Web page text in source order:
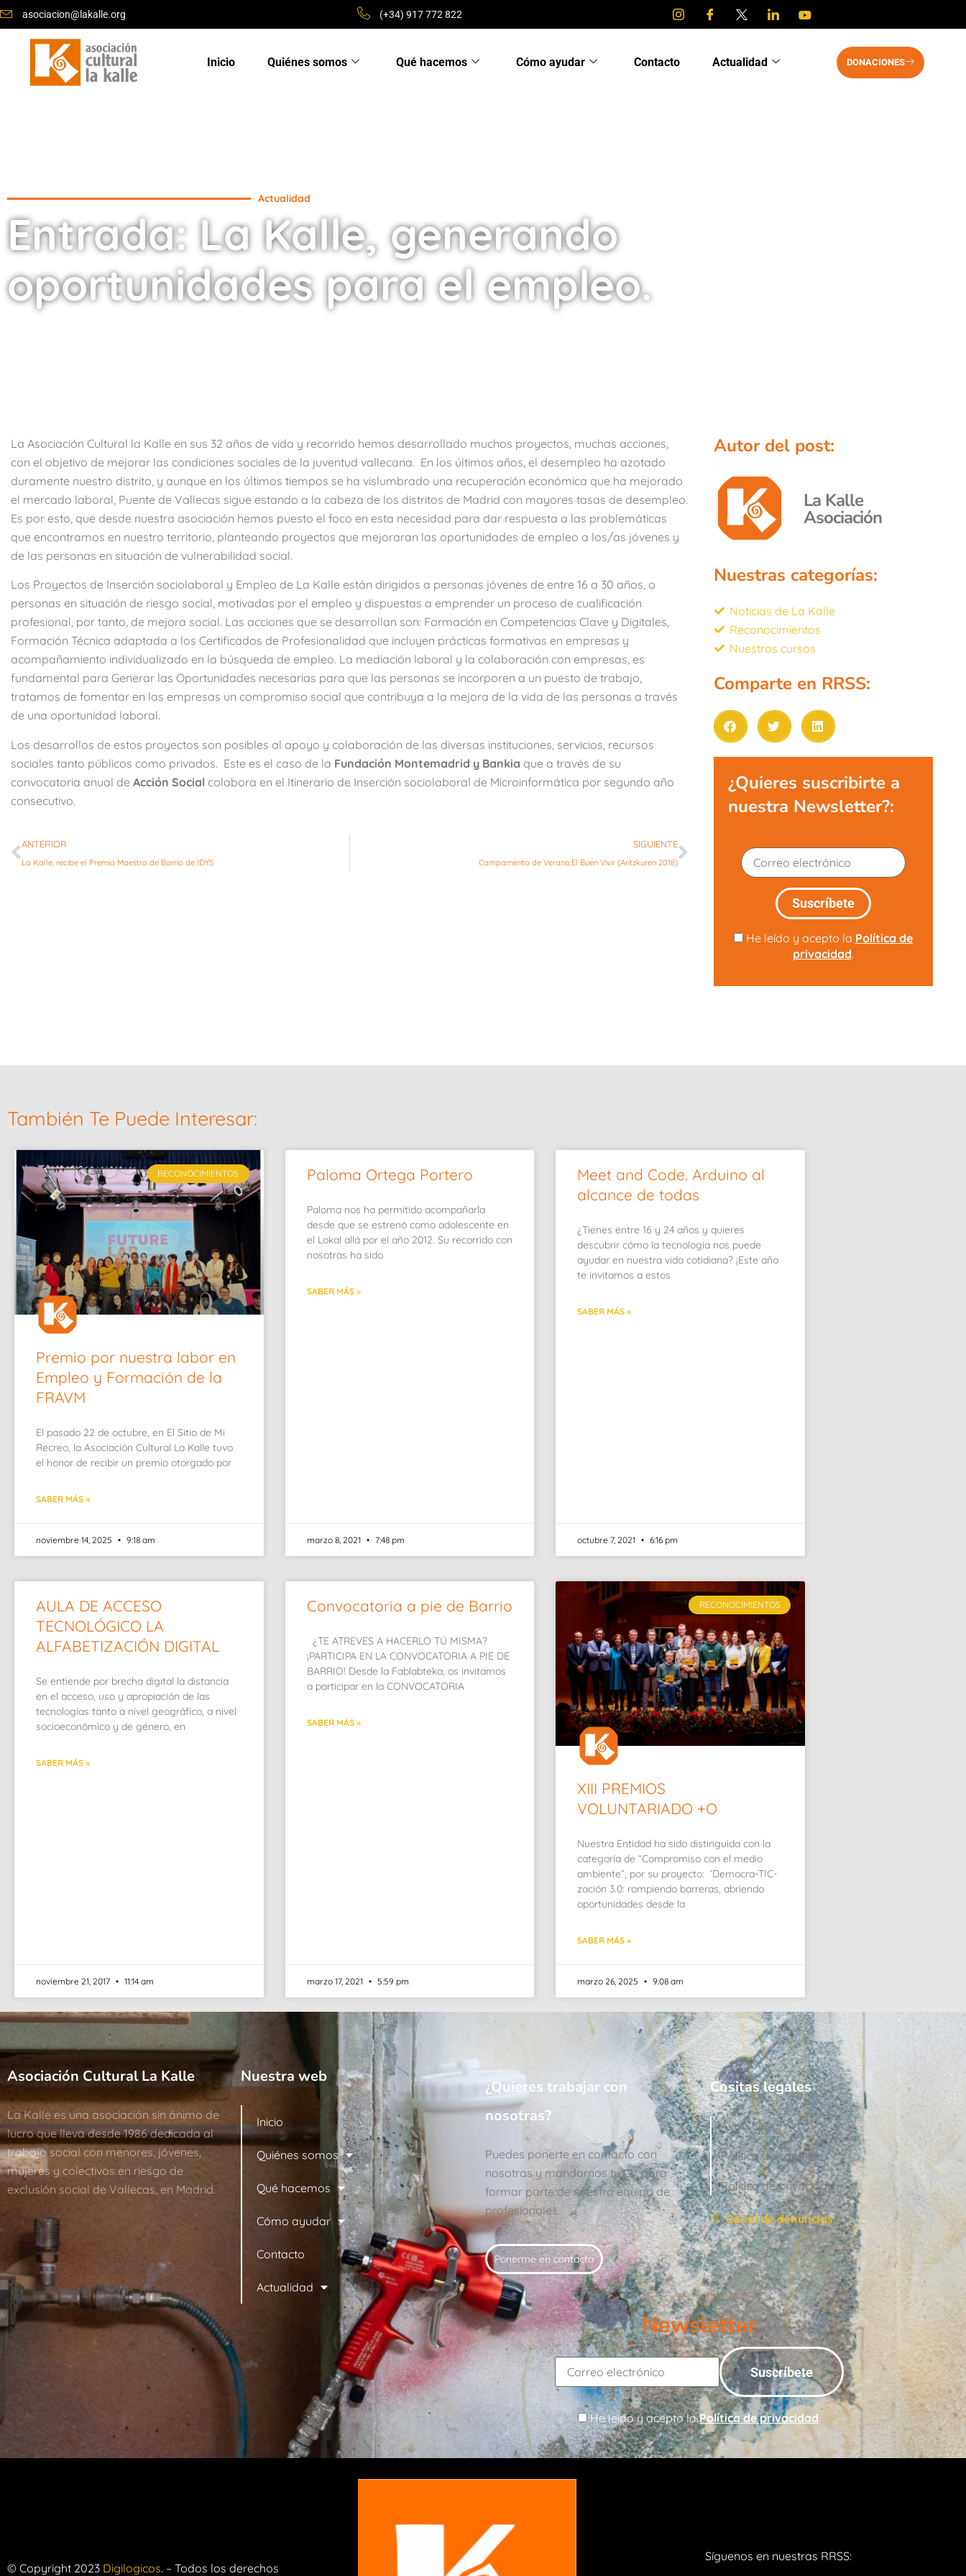
asociacion@lakalle.org (+34) 917 772 822
Inicio Quiénes somos Qué hacemos Cómo ayudar Contacto Actualidad DONACIONES
Actualidad
Entrada: La Kalle, generando
oportunidades para el empleo.
La Asociación Cultural la Kalle en sus 32 años de vida y recorrido hemos desarrollado muchos proyectos, muchas acciones,
con el objetivo de mejorar las condiciones sociales de la juventud vallecana. En los últimos años, el desempleo ha azotado
duramente nuestro distrito, y aunque en los últimos tiempos se ha vislumbrado una recuperación económica que ha mejorado
el mercado laboral, Puente de Vallecas sigue estando a la cabeza de los distritos de Madrid con mayores tasas de desempleo.
Es por esto, que desde nuestra asociación hemos puesto el foco en esta necesidad para dar respuesta a las problemáticas
que encontramos en nuestro territorio, planteando proyectos que mejoraran las oportunidades de empleo a los/as jóvenes y
de las personas en situación de vulnerabilidad social.
Los Proyectos de Inserción sociolaboral y Empleo de La Kalle están dirigidos a personas jóvenes de entre 16 a 30 años, o
personas en situación de riesgo social, motivadas por el empleo y dispuestas a emprender un proceso de cualificación
profesional, por tanto, de mejora social. Las acciones que se desarrollan son: Formación en Competencias Clave y Digitales,
Formación Técnica adaptada a los Certificados de Profesionalidad que incluyen prácticas formativas en empresas y
acompañamiento individualizado en la búsqueda de empleo. La mediación laboral y la colaboración con empresas, es
fundamental para Generar las Oportunidades necesarias para que las personas se incorporen a un puesto de trabajo,
tratamos de fomentar en las empresas un compromiso social que contribuya a la mejora de la vida de las personas a través
de una oportunidad laboral.
Los desarrollos de estos proyectos son posibles al apoyo y colaboración de las diversas instituciones, servicios, recursos
sociales tanto públicos como privados. Este es el caso de la Fundación Montemadrid y Bankia que a través de su
convocatoria anual de Acción Social colabora en el Itinerario de Inserción sociolaboral de Microinformática por segundo año
consecutivo.
ANTERIOR
La Kalle, recibe el Premio Maestro de Barrio de IDYS
SIGUIENTE
Campamento de Verano:El Buen Vivir (Aritzkuren 2018)
Autor del post:
La Kalle
Asociación
Nuestras categorías:
Noticias de La Kalle
Reconocimientos
Nuestros cursos
Comparte en RRSS:
¿Quieres suscribirte a
nuestra Newsletter?:
He leído y acepto la Política de
privacidad.
También Te Puede Interesar:
RECONOCIMIENTOS
Premio por nuestra labor en
Empleo y Formación de la
FRAVM
El pasado 22 de octubre, en El Sitio de Mi
Recreo, la Asociación Cultural La Kalle tuvo
el honor de recibir un premio otorgado por
SABER MÁS »
noviembre 14, 2025 9:18 am
Paloma Ortega Portero
Paloma nos ha permitido acompañarla
desde que se estrenó como adolescente en
el Lokal allá por el año 2012. Su recorrido con
nosotras ha sido
SABER MÁS »
marzo 8, 2021 7:48 pm
Meet and Code. Arduino al
alcance de todas
¿Tienes entre 16 y 24 años y quieres
descubrir cómo la tecnología nos puede
ayudar en nuestra vida cotidiana? ¡Este año
te invitamos a estos
SABER MÁS »
octubre 7, 2021 6:16 pm
AULA DE ACCESO
TECNOLÓGICO LA
ALFABETIZACIÓN DIGITAL
Se entiende por brecha digital la distancia
en el acceso, uso y apropiación de las
tecnologías tanto a nivel geográfico, a nivel
socioeconómico y de género, en
SABER MÁS »
noviembre 21, 2017 11:14 am
Convocatoria a pie de Barrio
¿TE ATREVES A HACERLO TÚ MISMA?
¡PARTICIPA EN LA CONVOCATORIA A PIE DE
BARRIO! Desde la Fablabteka, os invitamos
a participar en la CONVOCATORIA
SABER MÁS »
marzo 17, 2021 5:59 pm
RECONOCIMIENTOS
XIII PREMIOS
VOLUNTARIADO +O
Nuestra Entidad ha sido distinguida con la
categoría de “Compromiso con el medio
ambiente”, por su proyecto: ‘Democra-TIC-
zación 3.0: rompiendo barreras, abriendo
oportunidades desde la
SABER MÁS »
marzo 26, 2025 9:08 am
Asociación Cultural La Kalle
La Kalle es una asociación sin ánimo de
lucro que lleva desde 1986 dedicada al
trabajo social con menores, jóvenes,
mujeres y colectivos en riesgo de
exclusión social de Vallecas, en Madrid.
Nuestra web
Inicio
Quiénes somos
Qué hacemos
Cómo ayudar
Contacto
Actualidad
¿Quieres trabajar con
nosotras?
Puedes ponerte en contacto con
nosotras y mandarnos tu CV para
formar parte de nuestro equipo de
profesionales.
Ponerme en contacto
Cositas legales
Aviso Legal
Política de cookies
Política de privacidad
Canal de denuncias
Newsletter
He leído y acepto laPolítica de privacidad.
© Copyright 2023 Digilogicos. – Todos los derechos
Síguenos en nuestras RRSS: